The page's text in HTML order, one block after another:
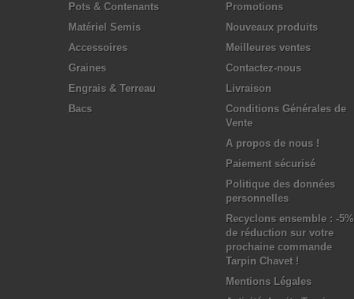
Pots & Contenants
Matériel Semis
Accessoires
Graines
Engrais & Terreau
Bacs
Promotions
Nouveaux produits
Meilleures ventes
Contactez-nous
Livraison
Conditions Générales de
Vente
A propos de nous !
Paiement sécurisé
Politique des données
personnelles
Recyclons ensemble : -5%
de réduction sur votre
prochaine commande
Tarpin Chavet !
Mentions Légales